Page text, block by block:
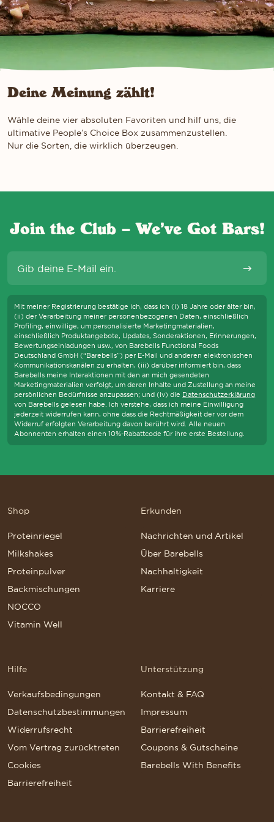
Deine Meinung zählt!
Wähle deine vier absoluten Favoriten und hilf uns, die
ultimative People’s Choice Box zusammenzustellen.
Nur die Sorten, die wirklich überzeugen.
Join the Club – We’ve Got Bars!
Mit meiner Registrierung bestätige ich, dass ich (i) 18 Jahre oder älter bin,
(ii) der Verarbeitung meiner personenbezogenen Daten, einschließlich
Profiling, einwillige, um personalisierte Marketingmaterialien,
einschließlich Produktangebote, Updates, Sonderaktionen, Erinnerungen,
Bewertungseinladungen usw., von Barebells Functional Foods
Deutschland GmbH (“Barebells”) per E-Mail und anderen elektronischen
Kommunikationskanälen zu erhalten, (iii) darüber informiert bin, dass
Barebells meine Interaktionen mit den an mich gesendeten
Marketingmaterialien verfolgt, um deren Inhalte und Zustellung an meine
persönlichen Bedürfnisse anzupassen; und (iv) die Datenschutzerklärung
von Barebells gelesen habe. Ich verstehe, dass ich meine Einwilligung
jederzeit widerrufen kann, ohne dass die Rechtmäßigkeit der vor dem
Widerruf erfolgten Verarbeitung davon berührt wird. Alle neuen
Abonnenten erhalten einen 10%-Rabattcode für ihre erste Bestellung.
Shop
Proteinriegel
Milkshakes
Proteinpulver
Backmischungen
NOCCO
Vitamin Well
Erkunden
Nachrichten und Artikel
Über Barebells
Nachhaltigkeit
Karriere
Hilfe
Verkaufsbedingungen
Datenschutzbestimmungen
Widerrufsrecht
Vom Vertrag zurücktreten
Cookies
Barrierefreiheit
Unterstützung
Kontakt & FAQ
Impressum
Barrierefreiheit
Coupons & Gutscheine
Barebells With Benefits
DIE WCAG-RICHTLINIEN EINHALTEN UND UNTERSTÜTZENDE